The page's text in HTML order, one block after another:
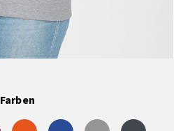
Farben